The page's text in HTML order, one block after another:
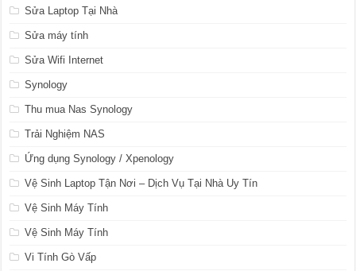
Sửa Laptop Tại Nhà
Sửa máy tính
Sửa Wifi Internet
Synology
Thu mua Nas Synology
Trải Nghiệm NAS
Ứng dụng Synology / Xpenology
Vệ Sinh Laptop Tận Nơi – Dịch Vụ Tại Nhà Uy Tín
Vệ Sinh Máy Tính
Vệ Sinh Máy Tính
Vi Tính Gò Vấp